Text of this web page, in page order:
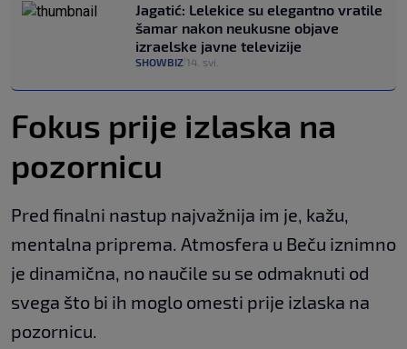
Jagatić: Lelekice su elegantno vratile
šamar nakon neukusne objave
izraelske javne televizije
SHOWBIZ 14. svi.
Fokus prije izlaska na
pozornicu
Pred finalni nastup najvažnija im je, kažu,
mentalna priprema. Atmosfera u Beču iznimno
je dinamična, no naučile su se odmaknuti od
svega što bi ih moglo omesti prije izlaska na
pozornicu.